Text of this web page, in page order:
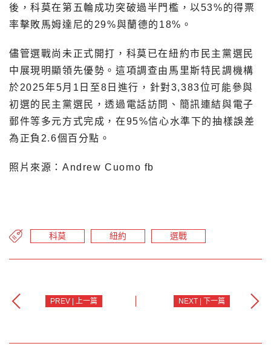
後，科莫在第五輪成功突破過半門檻，以53%的得票
率擊敗馬姆達尼的29%與蘭德的18%。
儘管選戰尚未正式開打，科莫已在紐約市民主黨選民
中展現明顯領先優勢。這項調查由馬里斯特民調機構
於2025年5月1日至8日進行，針對3,383位可能參與
初選的民主黨選民，透過電話訪問、簡訊連結與電子
郵件等多元方式完成，在95%信心水準下的抽樣誤差
為正負2.6個百分點。
照片來源：Andrew Cuomo fb
科莫 紐約 選戰
PREV | 上一篇 NEXT | 下一篇